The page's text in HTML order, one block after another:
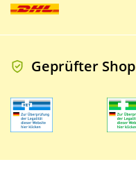
Geprüfter Shop